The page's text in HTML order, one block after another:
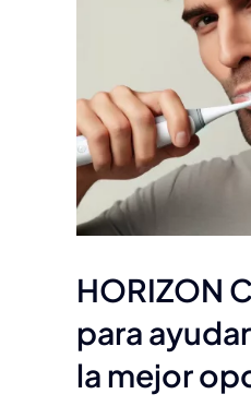
HORIZON
para
la mejor